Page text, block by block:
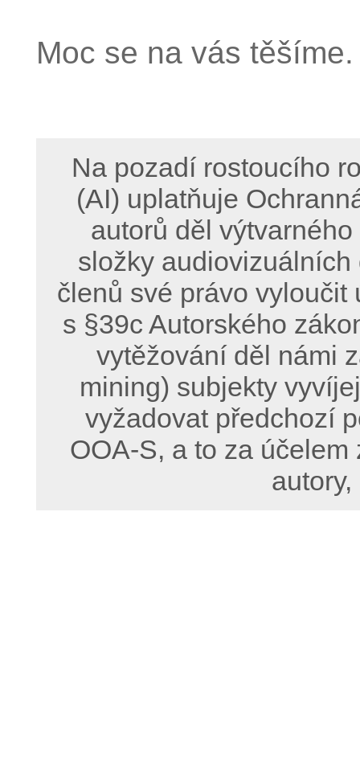
Moc se na vás těšíme.
Na pozadí rostoucího
(AI) uplatňuje
autorů děl
složky
členů své právo
s §39c Autorského
vytěžování děl námi
mining) subjekty
vyžadovat předchozí
OOA-S, a to za